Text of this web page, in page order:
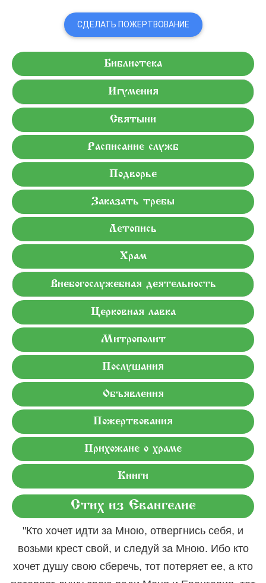
СДЕЛАТЬ ПОЖЕРТВОВАНИЕ
Библиотека
Игумения
Святыни
Расписание служб
Подворье
Заказать требы
Летопись
Храм
Внебогослужебная деятельность
Церковная лавка
Митрополит
Послушания
Объявления
Пожертвования
Прихожане о храме
Книги
Стих из Евангелие
"Кто хочет идти за Мною, отвергнись себя, и
возьми крест свой, и следуй за Мною. Ибо кто
хочет душу свою сберечь, тот потеряет ее, а кто